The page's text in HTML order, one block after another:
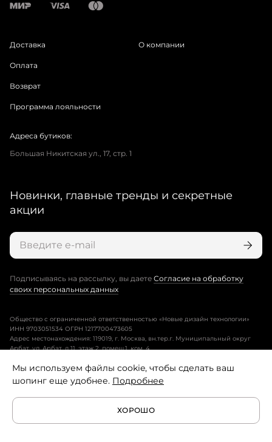
Доставка
Оплата
Возврат
Программа лояльности
О компании
Адреса бутиков:
Большая Никитская ул., 17, стр. 1
Новинки, главные тренды и секретные
акции
Подписываясь на рассылку, вы даете Согласие на обработку
своих персональных данных
Общество с ограниченной ответственностью «Новые дизайн технологии»
ИНН 9703051534 ОГРН 1217700473605
Адрес местонахождения: 119019, г. Москва, вн.тер.г. Муниципальный округ
Арбат, ул. Арбат, д.11, этаж 2, помещ.1, ком. 4.
Пользовательское соглашение
Политика конфиденциальности
Условия программы лояльности
Мы используем файлы cookie, чтобы сделать ваш
шопинг еще удобнее. Подробнее
ХОРОШО